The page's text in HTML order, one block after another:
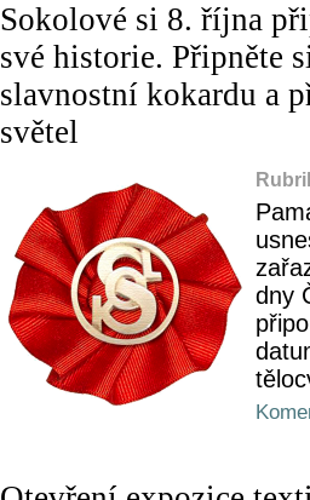
Sokolové si 8. října
své historie. Připněte
slavnostní kokardu a
světel
dny